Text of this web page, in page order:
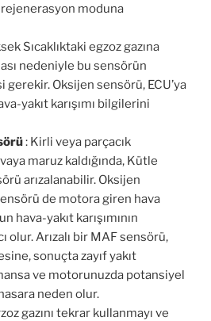
rejenerasyon moduna
Sıcaklıktaki egzoz gazına
nedeniyle bu sensörün
Oksijen sensörü, ECU’ya
yakıt karışımı bilgilerini
: Kirli veya parçacık
maruz kaldığında, Kütle
arızalanabilir. Oksijen
de motora giren hava
hava-yakıt karışımının
olur. Arızalı bir MAF sensörü,
sonuçta zayıf yakıt
ve motorunuzda potansiyel
neden olur.
gazını tekrar kullanmayı ve